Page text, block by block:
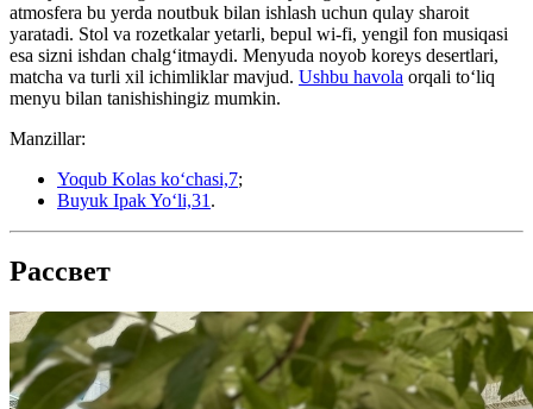
atmosfera bu yerda noutbuk bilan ishlash uchun qulay sharoit
yaratadi. Stol va rozetkalar yetarli, bepul wi-fi, yengil fon musiqasi
esa sizni ishdan chalg‘itmaydi. Menyuda noyob koreys desertlari,
matcha va turli xil ichimliklar mavjud. Ushbu havola orqali toʻliq
menyu bilan tanishishingiz mumkin.
Manzillar:
Yoqub Kolas koʻchasi,7;
Buyuk Ipak Yoʻli,31 .
Рассвет